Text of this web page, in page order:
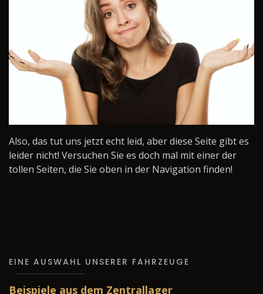
Also, das tut uns jetzt echt leid, aber diese Seite gibt es
leider nicht! Versuchen Sie es doch mal mit einer der
tollen Seiten, die Sie oben in der Navigation finden!
EINE AUSWAHL UNSERER FAHRZEUGE
Beispiele aus dem Zentrallager